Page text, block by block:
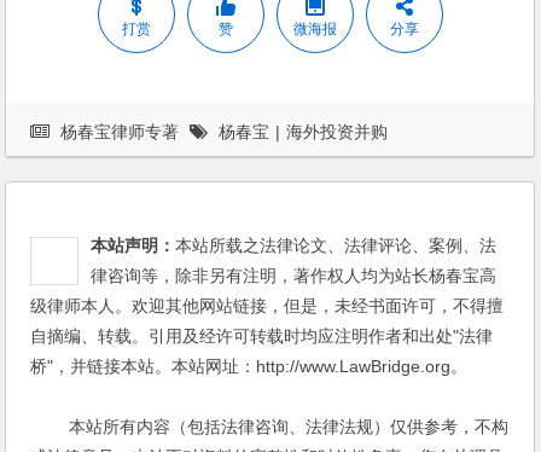
打赏 赞 微海报 分享
杨春宝律师专著 杨春宝 | 海外投资并购
本站声明：本站所载之法律论文、法律评论、案例、法
律咨询等，除非另有注明，著作权人均为站长杨春宝高
级律师本人。欢迎其他网站链接，但是，未经书面许可，不得擅
自摘编、转载。引用及经许可转载时均应注明作者和出处"法律
桥"，并链接本站。本站网址：http://www.LawBridge.org。
本站所有内容（包括法律咨询、法律法规）仅供参考，不构